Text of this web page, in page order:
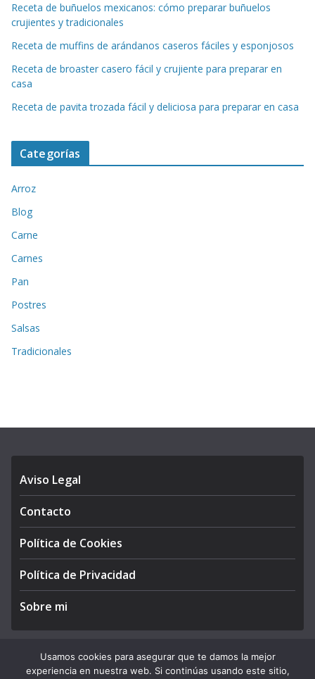
Receta de buñuelos mexicanos: cómo preparar buñuelos
crujientes y tradicionales
Receta de muffins de arándanos caseros fáciles y esponjosos
Receta de broaster casero fácil y crujiente para preparar en
casa
Receta de pavita trozada fácil y deliciosa para preparar en casa
Categorías
Arroz
Blog
Carne
Carnes
Pan
Postres
Salsas
Tradicionales
Aviso Legal
Contacto
Política de Cookies
Política de Privacidad
Sobre mi
Usamos cookies para asegurar que te damos la mejor
experiencia en nuestra web. Si continúas usando este sitio,